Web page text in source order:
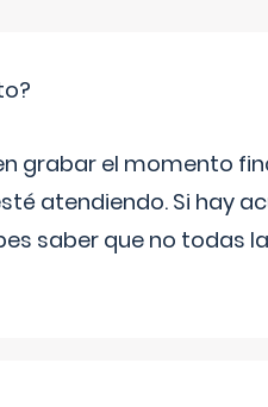
grabar el momento
atendiendo. Si hay
saber que no todas